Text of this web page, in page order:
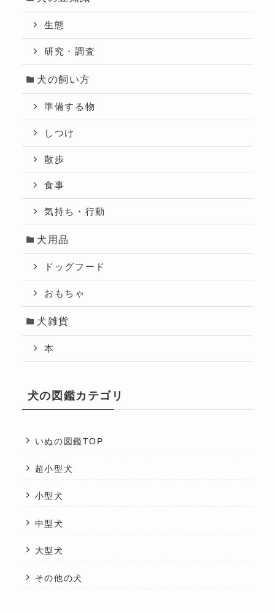
生態
研究・調査
犬の飼い方
準備する物
しつけ
散歩
食事
気持ち・行動
犬用品
ドッグフード
おもちゃ
犬雑貨
本
犬の図鑑カテゴリ
いぬの図鑑TOP
超小型犬
小型犬
中型犬
大型犬
その他の犬